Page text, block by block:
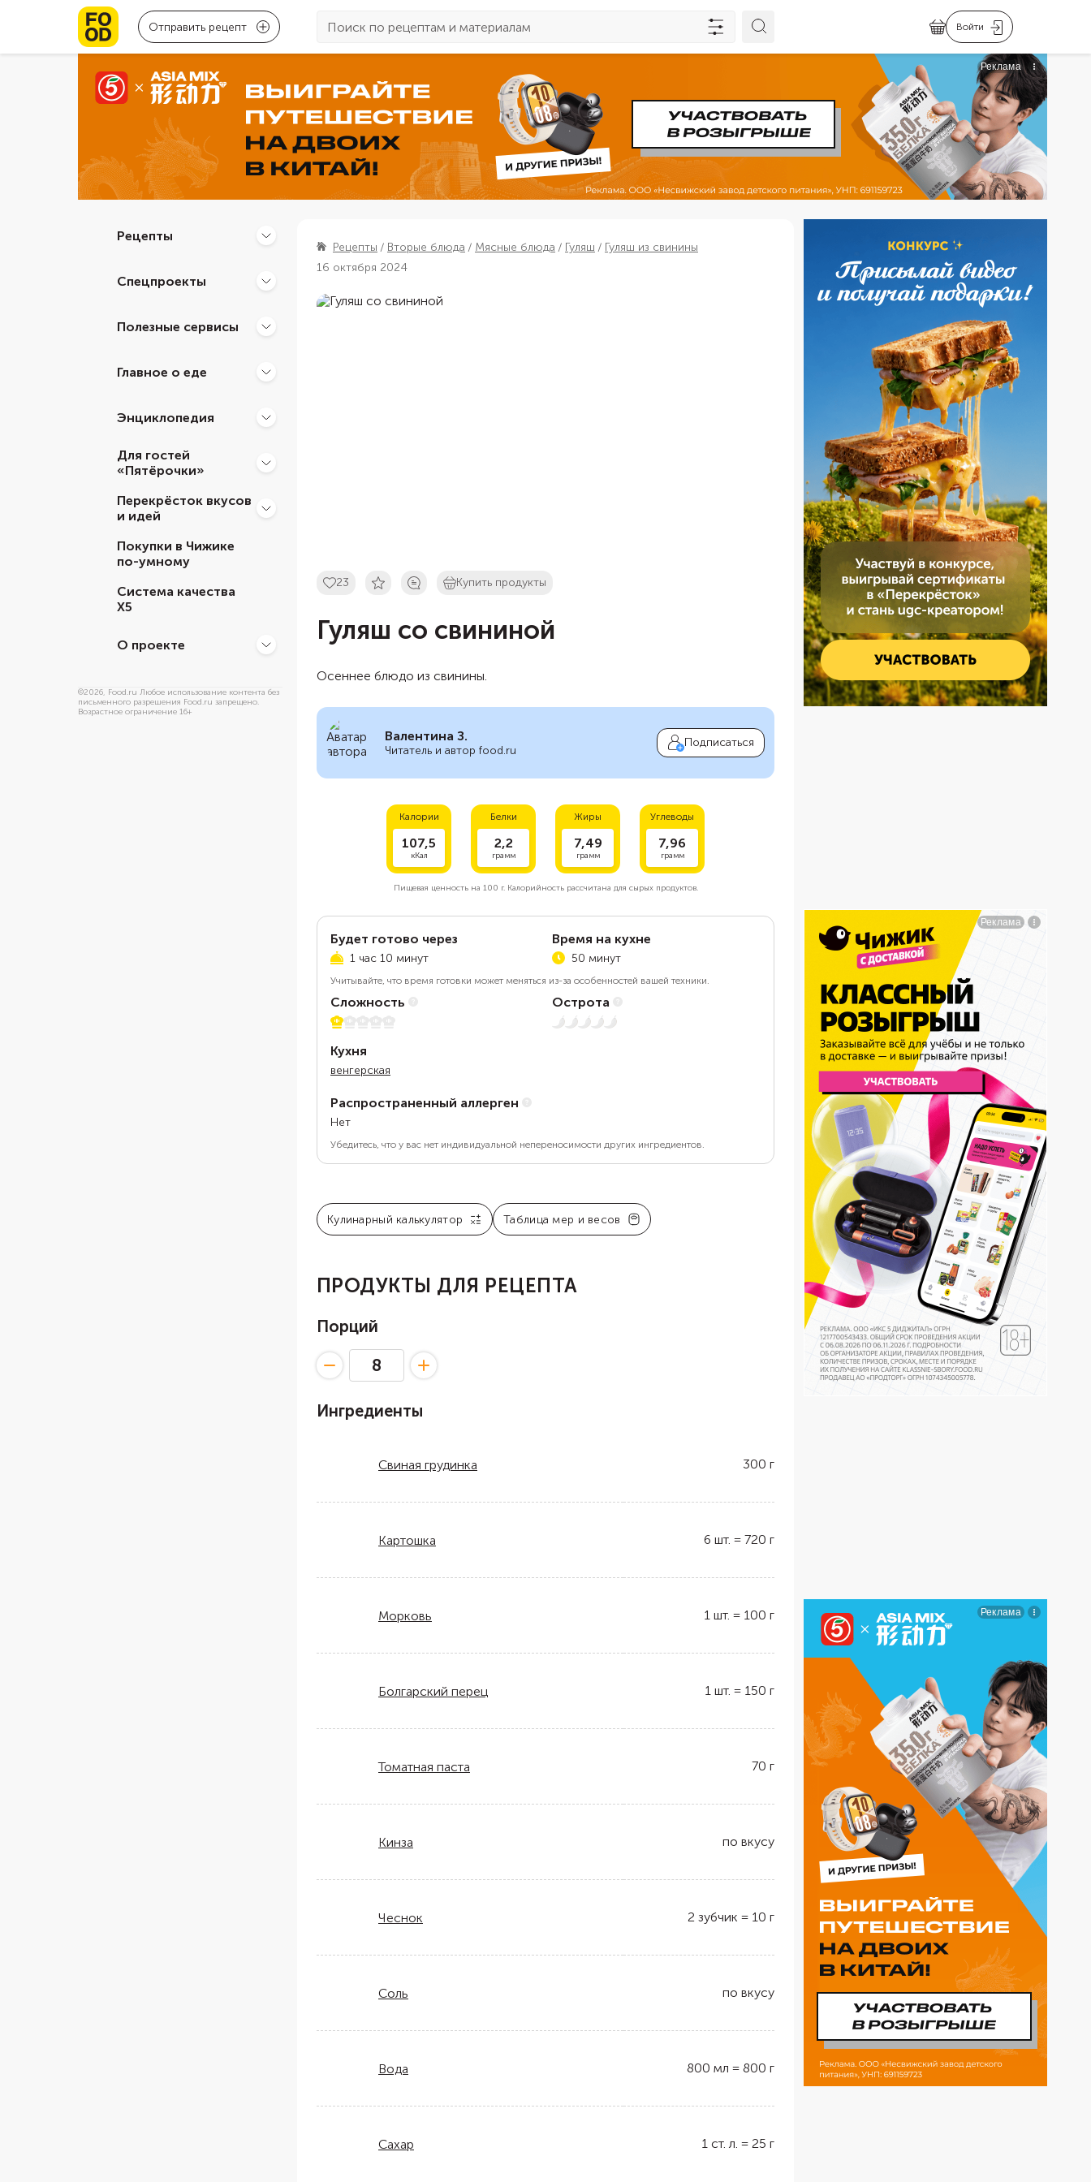
Отправить рецепт Войти
Рецепты
Спецпроекты
Полезные сервисы
Главное о еде
Энциклопедия
Для гостей
«Пятёрочки»
Перекрёсток вкусов
и идей
Покупки в Чижике
по-умному
Система качества
Х5
О проекте
©2026, Food.ru Любое использование контента без
письменного разрешения Food.ru запрещено.
Возрастное ограничение 16+
Рецепты Вторые блюда Мясные блюда Гуляш
Гуляш из свинины
16 октября 2024
23 Купить продукты
Гуляш со свининой
Осеннее блюдо из свинины.
Валентина З.
Читатель и автор food.ru
Подписаться
Калории
107,5
кКал
Белки
2,2
грамм
Жиры
7,49
грамм
Углеводы
7,96
грамм
Пищевая ценность на 100 г.Калорийность рассчитана для сырых продуктов.
Будет готово через
1 час 10 минут
Время на кухне
50 минут
Учитывайте, что время готовки может меняться из-за особенностей вашей техники.
Сложность
1 из 5
Острота
Нет остроты
Кухня
венгерская
Распространенный аллерген
Нет
Убедитесь, что у вас нет индивидуальной непереносимости других ингредиентов.
Кулинарный калькулятор Таблица мер и весов
ПРОДУКТЫ ДЛЯ РЕЦЕПТА
Порций
Ингредиенты
Свиная грудинка 300 г
Картошка 6 шт. = 720 г
Морковь 1 шт. = 100 г
Болгарский перец 1 шт. = 150 г
Томатная паста 70 г
Кинза по вкусу
Чеснок 2 зубчик = 10 г
Соль по вкусу
Вода 800 мл = 800 г
Сахар 1 ст. л. = 25 г